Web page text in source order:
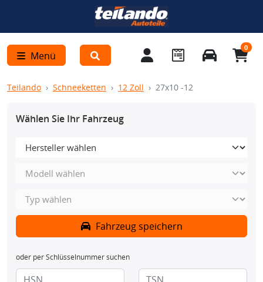
Menü
0
Teilando Schneeketten 12 Zoll 27x10 -12
Wählen Sie Ihr Fahrzeug
Fahrzeug speichern
oder per Schlüsselnummer suchen